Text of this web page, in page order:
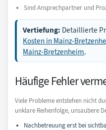
Sind Ansprechpartner und
Vertiefung: Detaillierte
Kosten in Mainz-
Mainz-Bretzenheim.
Häufige Fehler
Viele Probleme entstehen nicht
unklare Reihenfolge, unsaubere
Nachbetreuung erst bei